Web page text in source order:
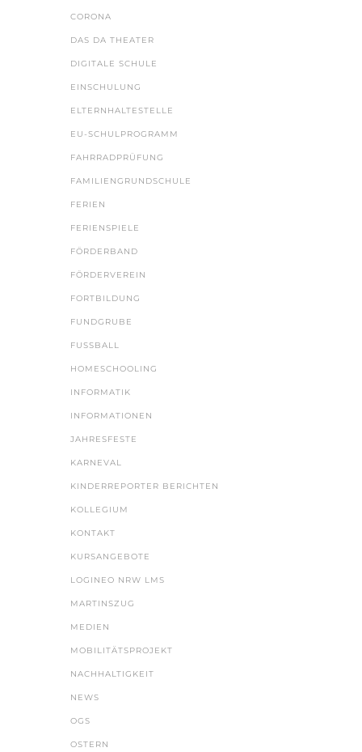
CORONA
DAS DA THEATER
DIGITALE SCHULE
EINSCHULUNG
ELTERNHALTESTELLE
EU-SCHULPROGRAMM
FAHRRADPRÜFUNG
FAMILIENGRUNDSCHULE
FERIEN
FERIENSPIELE
FÖRDERBAND
FÖRDERVEREIN
FORTBILDUNG
FUNDGRUBE
FUSSBALL
HOMESCHOOLING
INFORMATIK
INFORMATIONEN
JAHRESFESTE
KARNEVAL
KINDERREPORTER BERICHTEN
KOLLEGIUM
KONTAKT
KURSANGEBOTE
LOGINEO NRW LMS
MARTINSZUG
MEDIEN
MOBILITÄTSPROJEKT
NACHHALTIGKEIT
NEWS
OGS
OSTERN